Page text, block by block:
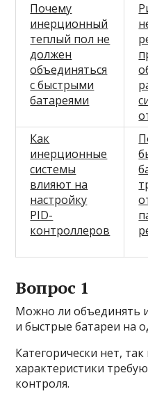
Почему
инерционный
теплый пол не
должен
объединяться
с быстрыми
батареями
Как
инерционные
системы
влияют на
настройку
PID-
контроллеров
Вопрос 1
Можно ли объединять
и быстрые батареи на
Категорически нет,
характеристики
контроля.